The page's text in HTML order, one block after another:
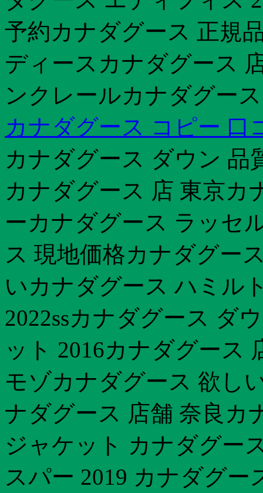
予約カナダグース 正規
ディースカナダグース
ンクレールカナダグー
カナダグース コピー 口
カナダグース ダウン 品
カナダグース 店 東京カ
ーカナダグース ラッセ
ス 現地価格カナダグー
いカナダグース ハミル
2022ssカナダグース ダ
ット 2016カナダグース
モゾカナダグース 欲し
ナダグース 店舗 奈良カ
ジャケット カナダグー
スパー 2019 カナダグ